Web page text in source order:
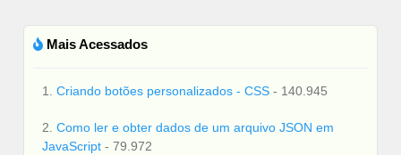
Mais Acessados
1. Criando botões personalizados - CSS - 140.945
2. Como ler e obter dados de um arquivo JSON em
JavaScript - 79.972